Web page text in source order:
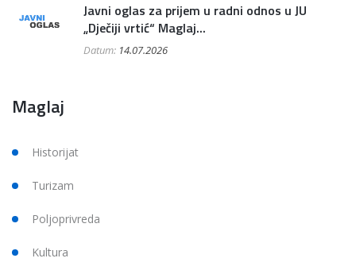
Javni oglas za prijem u radni odnos u JU
„Dječiji vrtić“ Maglaj...
Datum: 14.07.2026
Maglaj
Historijat
Turizam
Poljoprivreda
Kultura